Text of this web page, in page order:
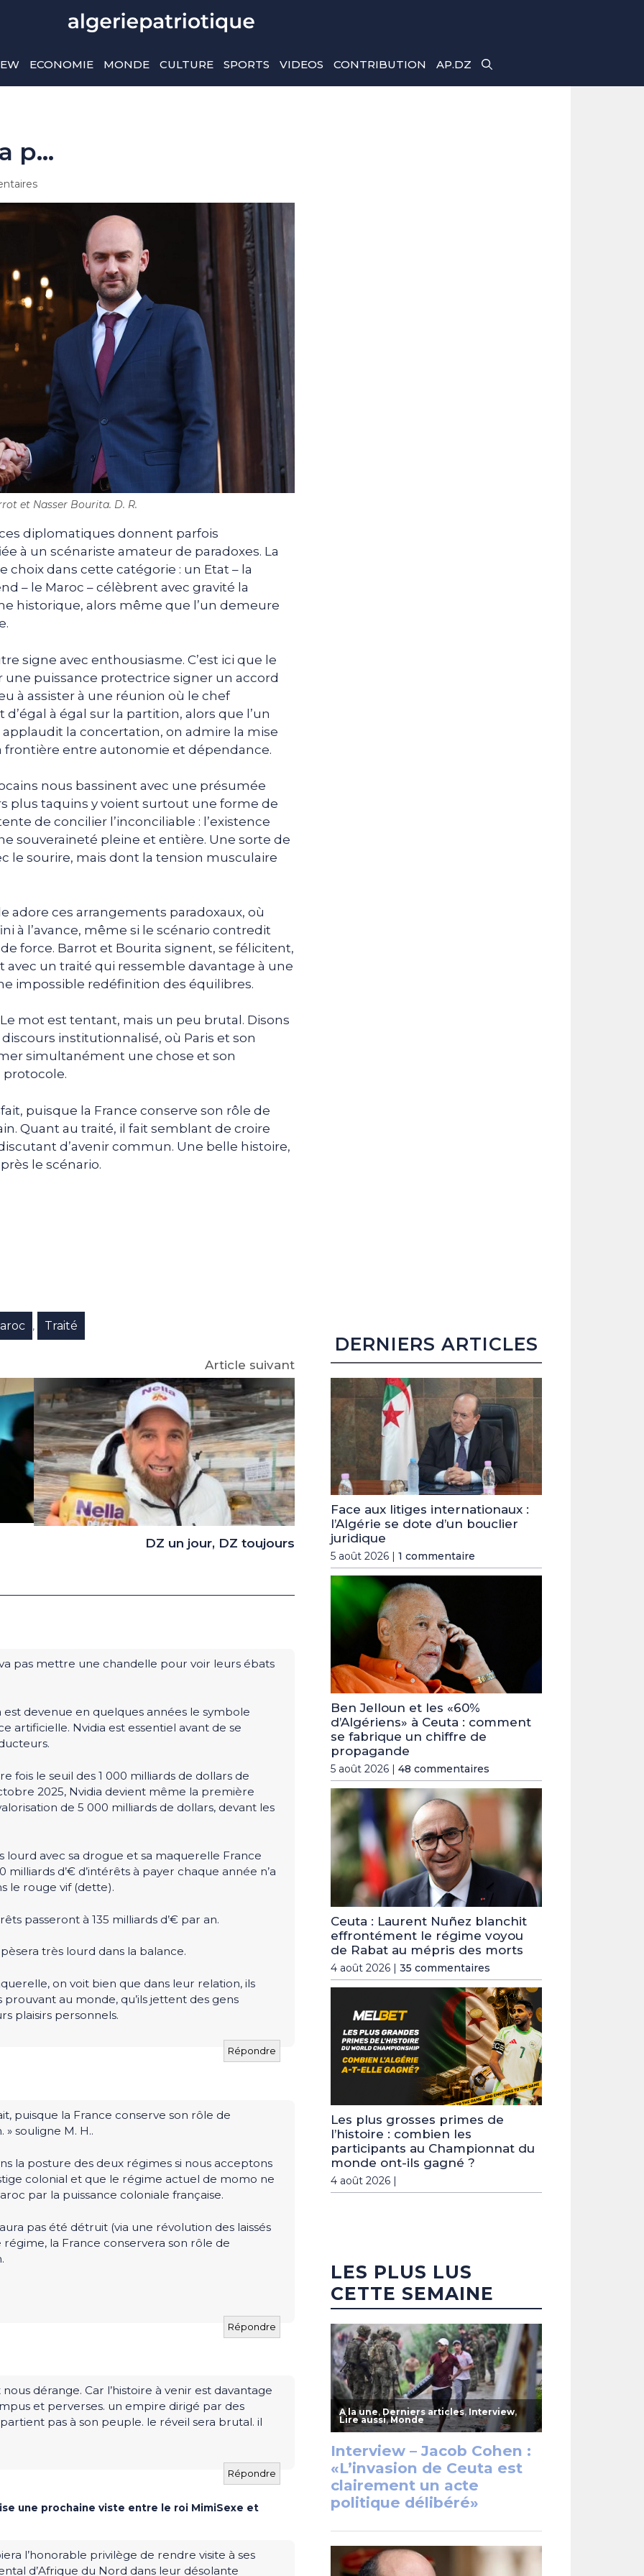
ECONOMIE MONDE CULTURE SPORTS VIDEOS CONTRIBUTION AP.DZ
p…
et Nasser Bourita. D. R.
diplomatiques donnent parfois
à un scénariste amateur de paradoxes. La
dans cette catégorie : un Etat – la
– le Maroc – célèbrent avec gravité la
historique, alors même que l’un demeure
signe avec enthousiasme. C’est ici que le
une puissance protectrice signer un accord
à assister à une réunion où le chef
à égal sur la partition, alors que l’un
la concertation, on admire la mise
frontière entre autonomie et dépendance.
nous bassinent avec une présumée
plus taquins y voient surtout une forme de
de concilier l’inconciliable : l’existence
souveraineté pleine et entière. Une sorte de
le sourire, mais dont la tension musculaire
adore ces arrangements paradoxaux, où
à l’avance, même si le scénario contredit
force. Barrot et Bourita signent, se félicitent,
un traité qui ressemble davantage à une
impossible redéfinition des équilibres.
mot est tentant, mais un peu brutal. Disons
institutionnalisé, où Paris et son
simultanément une chose et son
protocole.
puisque la France conserve son rôle de
Quant au traité, il fait semblant de croire
d’avenir commun. Une belle histoire,
le scénario.
, Traité
Article suivant
DZ un jour, DZ toujours
pas mettre une chandelle pour voir leurs ébats
devenue en quelques années le symbole
artificielle. Nvidia est essentiel avant de se
fois le seuil des 1 000 milliards de dollars de
2025, Nvidia devient même la première
de 5 000 milliards de dollars, devant les
lourd avec sa drogue et sa maquerelle France
d’€ d’intérêts à payer chaque année n’a
le rouge vif (dette).
passeront à 135 milliards d’€ par an.
très lourd dans la balance.
on voit bien que dans leur relation, ils
au monde, qu’ils jettent des gens
plaisirs personnels.
Répondre
puisque la France conserve son rôle de
souligne M. H..
la posture des deux régimes si nous acceptons
colonial et que le régime actuel de momo ne
par la puissance coloniale française.
pas été détruit (via une révolution des laissés
la France conservera son rôle de
Répondre
dérange. Car l’histoire à venir est davantage
et perverses. un empire dirigé par des
pas à son peuple. le réveil sera brutal. il
Répondre
une prochaine viste entre le roi MimiSexe et
l’honorable privilège de rendre visite à ses
d’Afrique du Nord dans leur désolante
DERNIERS ARTICLES
Face aux litiges internationaux :
l’Algérie se dote d’un bouclier
juridique
5 août 2026 | 1 commentaire
Ben Jelloun et les «60%
d’Algériens» à Ceuta : comment
se fabrique un chiffre de
propagande
5 août 2026 | 48 commentaires
Ceuta : Laurent Nuñez blanchit
effrontément le régime voyou
de Rabat au mépris des morts
4 août 2026 | 35 commentaires
Les plus grosses primes de
l’histoire : combien les
participants au Championnat du
monde ont-ils gagné ?
4 août 2026 |
LES PLUS LUS
CETTE SEMAINE